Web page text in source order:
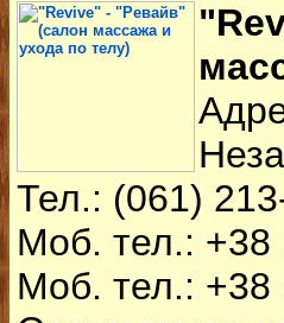
Тел.: (061)
Моб. тел.: +38
Моб. тел.: +38